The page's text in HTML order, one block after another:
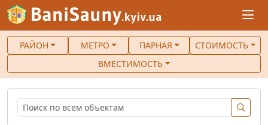
РАЙОН МЕТРО ПАРНАЯ
СТОИМОСТЬ
ВМЕСТИМОСТЬ